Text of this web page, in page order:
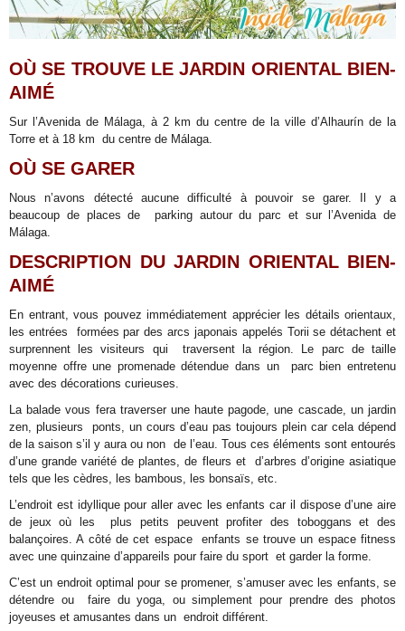
OÙ SE TROUVE LE JARDIN ORIENTAL BIEN-
AIMÉ
Sur l’Avenida de Málaga, à 2 km du centre de la ville d’Alhaurín de la
Torre et à 18 km du centre de Málaga.
OÙ SE GARER
Nous n’avons détecté aucune difficulté à pouvoir se garer. Il y a
beaucoup de places de parking autour du parc et sur l’Avenida de
Málaga.
DESCRIPTION DU JARDIN ORIENTAL BIEN-
AIMÉ
En entrant, vous pouvez immédiatement apprécier les détails orientaux,
les entrées formées par des arcs japonais appelés Torii se détachent et
surprennent les visiteurs qui traversent la région. Le parc de taille
moyenne offre une promenade détendue dans un parc bien entretenu
avec des décorations curieuses.
La balade vous fera traverser une haute pagode, une cascade, un jardin
zen, plusieurs ponts, un cours d’eau pas toujours plein car cela dépend
de la saison s’il y aura ou non de l’eau. Tous ces éléments sont entourés
d’une grande variété de plantes, de fleurs et d’arbres d’origine asiatique
tels que les cèdres, les bambous, les bonsaïs, etc.
L’endroit est idyllique pour aller avec les enfants car il dispose d’une aire
de jeux où les plus petits peuvent profiter des toboggans et des
balançoires. A côté de cet espace enfants se trouve un espace fitness
avec une quinzaine d’appareils pour faire du sport et garder la forme.
C’est un endroit optimal pour se promener, s’amuser avec les enfants, se
détendre ou faire du yoga, ou simplement pour prendre des photos
joyeuses et amusantes dans un endroit différent.